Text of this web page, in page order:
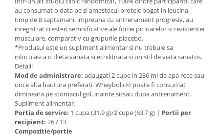
au consumat o data pe zi amestecul proteic bogat in leucina,
timp de 8 saptamani, impreuna cu antrenament progresiv, au
inregistrat cresteri semnificative ale fortei picioarelor si rezistentei
musculare, comparativ cu grupurile placebo.
*Produsul este un supliment alimentar si nu trebuie sa
inlocuiasca o dieta variata si echilibrata si un stil de viata sanatos.
Detalii
Mod de administrare: adaugati 2 cupe in 236 ml de apa rece sau
orice alta bautura preferati. Wheybolic® poate fi consumat
dimineata pe stomacul gol, inainte si/sau dupa antrenament.
Supliment alimentar.
Portia de servire: 1 cupa (31.9 g)/2 cupe (63.7 g) | Portii per
recipient: 26 / 13
Compozitie/portie